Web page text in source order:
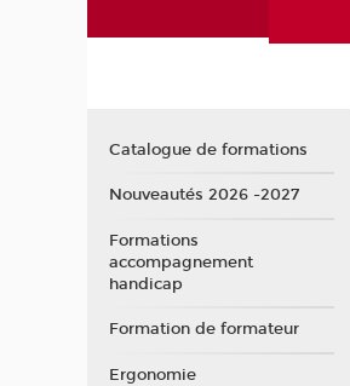
Catalogue de formations
Nouveautés 2026 -2027
Formations
accompagnement
handicap
Formation de formateur
Ergonomie